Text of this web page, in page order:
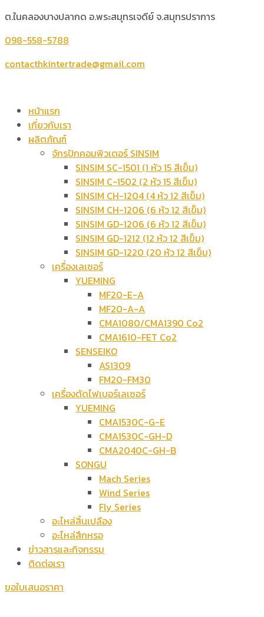
ต.ในคลองบางปลากด อ.พระสมุทรเจดีย์ จ.สมุทรปราการ
098-558-5788
contacthkintertrade@gmail.com
หน้าแรก
เกี่ยวกับเรา
ผลิตภัณฑ์
จักรปักคอมพิวเตอร์ SINSIM
SINSIM SC-1501 (1 หัว 15 สีเข็ม)
SINSIM C-1502 (2 หัว 15 สีเข็ม)
SINSIM CH-1204 (4 หัว 12 สีเข็ม)
SINSIM CH-1206 (6 หัว 12 สีเข็ม)
SINSIM GD-1206 (6 หัว 12 สีเข็ม)
SINSIM GD-1212 (12 หัว 12 สีเข็ม)
SINSIM GD-1220 (20 หัว 12 สีเข็ม)
เครื่องเลเซอร์
YUEMING
MF20-E-A
MF20-A-A
CMA1080/CMA1390 Co2
CMA1610-FET Co2
SENSEIKO
AS1309
FM20-FM30
เครื่องตัดไฟเบอร์เลเซอร์
YUEMING
CMA1530C-G-E
CMA1530C-GH-D
CMA2040C-GH-B
SONGU
Mach Series
Wind Series
Fly Series
อะไหล่สิ้นเปลือง
อะไหล่สึกหรอ
ข่าวสารและกิจกรรม
ติดต่อเรา
ขอใบเสนอราคา